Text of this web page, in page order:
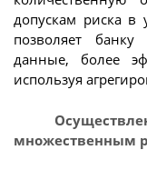
допускам риска в
позволяет
данные, более
используя
множественным